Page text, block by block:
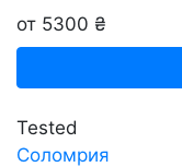
от 5300 ₴
Tested
Соломрия